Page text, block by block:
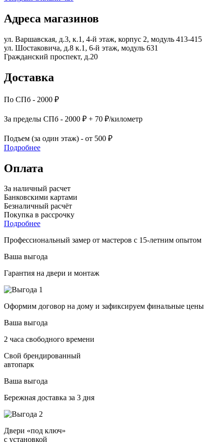
Адреса магазинов
ул. Варшавская, д.3, к.1, 4-й этаж, корпус 2, модуль 413-415
ул. Шостаковича, д.8 к.1, 6-й этаж, модуль 631
Гражданский проспект, д.20
Доставка
По СПб - 2000 ₽
За пределы СПб - 2000 ₽ + 70 ₽/километр
Подъем (за один этаж) - от 500 ₽
Подробнее
Оплата
За наличный расчет
Банковскими картами
Безналичный расчёт
Покупка в рассрочку
Подробнее
Профессиональный замер от мастеров с 15-летним опытом
Ваша выгода
Гарантия на двери и монтаж
Оформим договор на дому и зафиксируем финальные цены
Ваша выгода
2 часа свободного времени
Свой брендированный
автопарк
Ваша выгода
Бережная доставка за 3 дня
Двери «под ключ»
с установкой